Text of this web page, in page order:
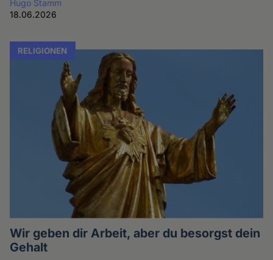
Hugo Stamm
18.06.2026
RELIGIONEN
Wir geben dir Arbeit, aber du besorgst dein
Gehalt